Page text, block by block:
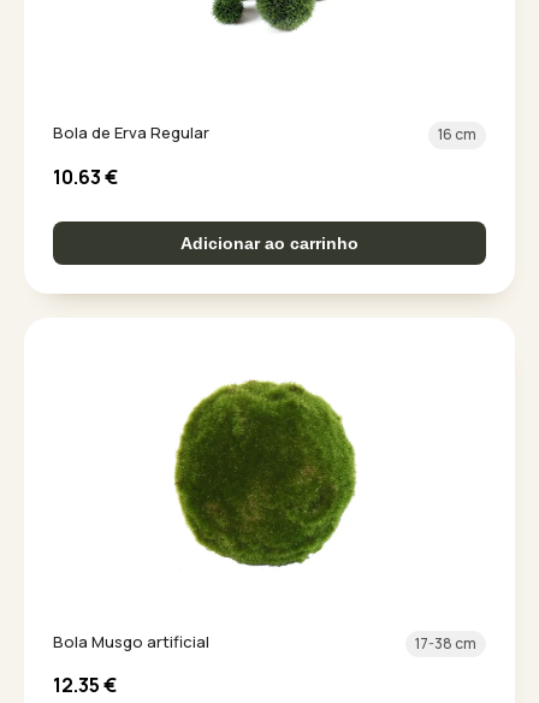
Bola de Erva Regular 16 cm
10.63€
Adicionar ao carrinho
Bola Musgo artificial 17-38 cm
12.35€